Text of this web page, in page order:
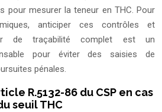
pour mesurer la teneur en THC. Pour
anticiper ces contrôles et
de traçabilité complet est un
pour éviter des saisies de
pénales.
R.5132-86 du CSP en cas
seuil THC